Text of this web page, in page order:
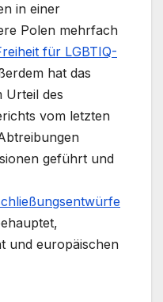
in einer
Polen mehrfach
für LGBTIQ-
hat das
Urteil des
vom letzten
geführt und
und europäischen